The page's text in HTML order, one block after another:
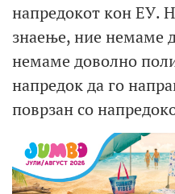
напредокот кон ЕУ.
знаење, ние немаме
немаме доволно
напредок да го
поврзан со